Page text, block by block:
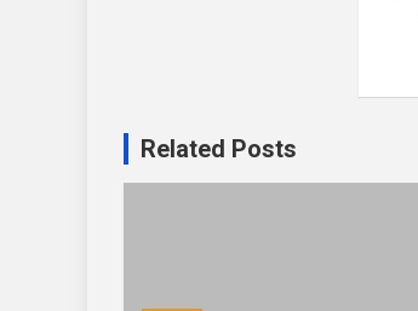
Related Posts